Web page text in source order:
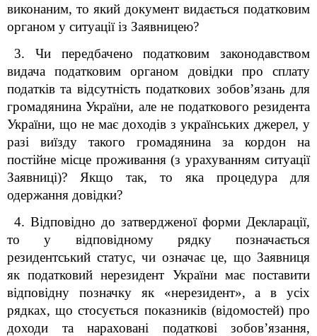
виконаним, то який документ видається податковим
органом у ситуації із Заявницею?
3. Чи передбачено податковим законодавством
видача податковим органом довідки про сплату
податків та відсутність податкових зобов’язань для
громадянина України, але не податкового резидента
України, що не має доходів з українських джерел, у
разі виїзду такого громадянина за кордон на
постійне місце проживання (з урахуванням ситуації
Заявниці)? Якщо так, то яка процедура для
одержання довідки?
4. Відповідно до затвердженої форми Декларації,
то у відповідному рядку позначається
резидентський статус, чи означає це, що Заявниця
як податковий нерезидент України має поставити
відповідну позначку як «нерезидент», а в усіх
рядках, що стосується показників (відомостей) про
доходи та нараховані податкові зобов’язання,